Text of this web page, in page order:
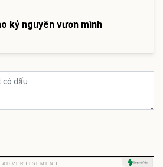
kỷ nguyên vươn mình
ADVERTISEMENT